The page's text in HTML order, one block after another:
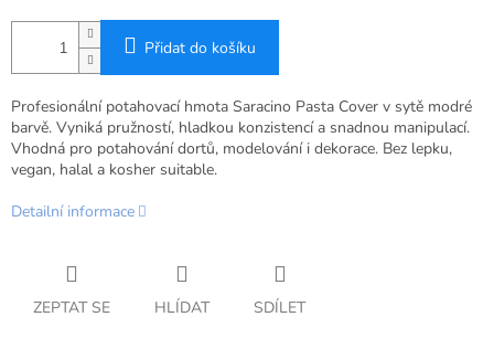
Přidat do košíku
Profesionální potahovací hmota Saracino Pasta Cover v sytě modré
barvě. Vyniká pružností, hladkou konzistencí a snadnou manipulací.
Vhodná pro potahování dortů, modelování i dekorace. Bez lepku,
vegan, halal a kosher suitable.
Detailní informace
ZEPTAT SE HLÍDAT SDÍLET